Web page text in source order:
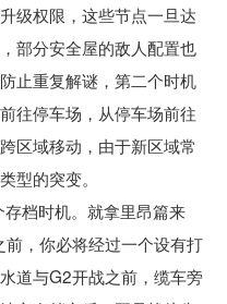
级权限，这些节点一旦达
部分安全屋的敌人配置也
止重复解谜，第二个时机
往停车场，从停车场前往
区域移动，由于新区域常
型的突变。
档时机。就拿里昂篇来
，你必将经过一个设有打
道与G2开战之前，缆车旁